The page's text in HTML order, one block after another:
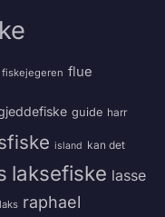
fiskejegeren flue
guide harr
island kan det
laksefiske lasse
raphael